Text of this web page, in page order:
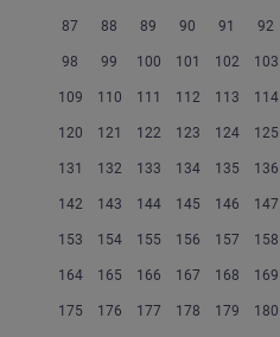
87 88 89 90 91 92
98 99 100 101 102 103
109 110 111 112 113 114
120 121 122 123 124 125
131 132 133 134 135 136
142 143 144 145 146 147
153 154 155 156 157 158
164 165 166 167 168 169
175 176 177 178 179 180